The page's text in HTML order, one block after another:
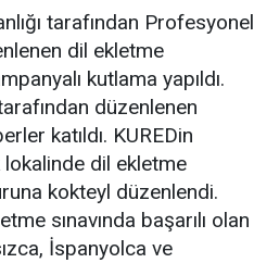
tarafından Profesyonel
dil ekletme
kutlama yapıldı.
düzenlenen
katıldı. KUREDin
dil ekletme
kokteyl düzenlendi.
sınavında başarılı olan
İspanyolca ve